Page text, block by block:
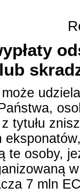
tytułu
te osoby,
7 mln